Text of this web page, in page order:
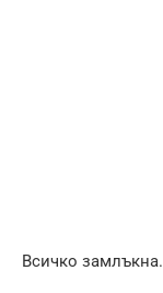
Всичко замлъкна.